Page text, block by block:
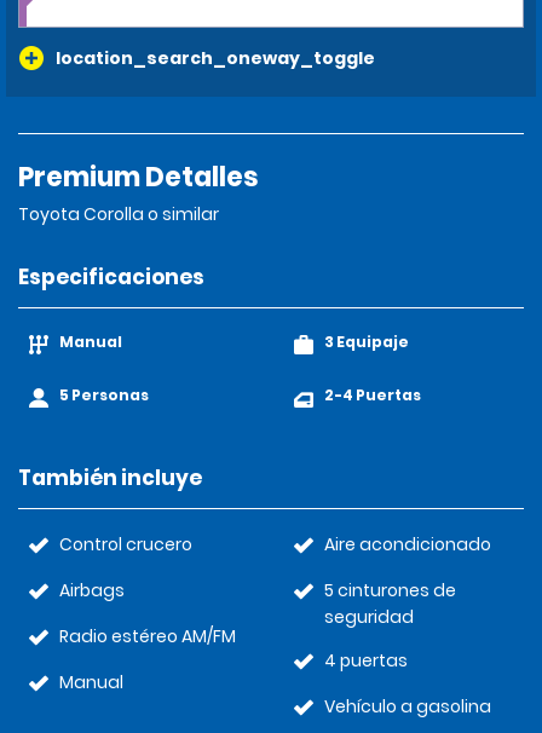
location_search_oneway_toggle
Premium Detalles
Toyota Corolla o similar
Especificaciones
Manual
5 Personas
3 Equipaje
2-4 Puertas
También incluye
Control crucero
Airbags
Radio estéreo AM/FM
Manual
Aire acondicionado
5 cinturones de
seguridad
4 puertas
Vehículo a gasolina